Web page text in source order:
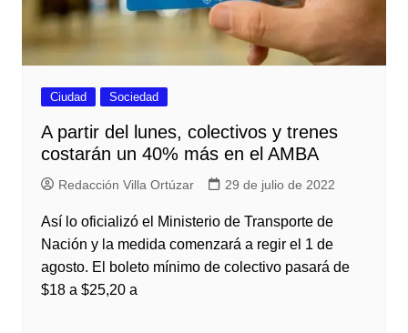
Ciudad Sociedad
A partir del lunes, colectivos y trenes
costarán un 40% más en el AMBA
Redacción Villa Ortúzar 29 de julio de 2022
Así lo oficializó el Ministerio de Transporte de
Nación y la medida comenzará a regir el 1 de
agosto. El boleto mínimo de colectivo pasará de
$18 a $25,20 a